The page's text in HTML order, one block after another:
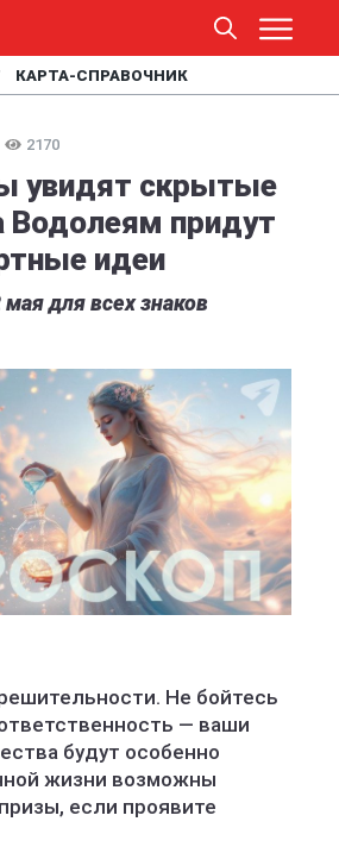
КАРТА-СПРАВОЧНИК
2170
увидят скрытые
Водолеям придут
идеи
мая для всех знаков
Не бойтесь
— ваши
будут особенно
жизни возможны
если проявите